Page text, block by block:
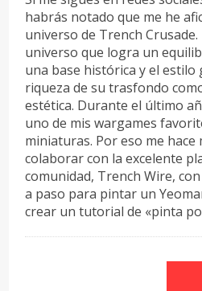
habrás notado que me he
universo de Trench
universo que logra un
una base histórica y el
riqueza de su trasfondo
estética. Durante el último
uno de mis wargames
miniaturas. Por eso me hace
colaborar con la excelente
comunidad, Trench Wire,
a paso para pintar un
crear un tutorial de «pinta